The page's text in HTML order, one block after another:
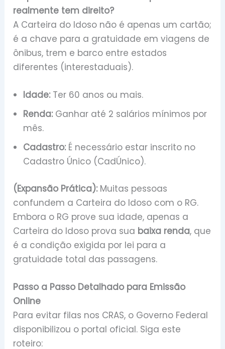
realmente tem direito?
A Carteira do Idoso não é apenas um cartão;
é a chave para a gratuidade em viagens de
ônibus, trem e barco entre estados
diferentes (interestaduais).
Idade:Ter 60 anos ou mais.
Renda:Ganhar até 2 salários mínimos por
mês.
Cadastro:É necessário estar inscrito no
Cadastro Único (CadÚnico).
(Expansão Prática):Muitas pessoas
confundem a Carteira do Idoso com o RG.
Embora o RG prove sua idade, apenas a
Carteira do Idoso prova sua baixa renda, que
é a condição exigida por lei para a
gratuidade total das passagens.
Passo a Passo Detalhado para Emissão
Online
Para evitar filas nos CRAS, o Governo Federal
disponibilizou o portal oficial. Siga este
roteiro: